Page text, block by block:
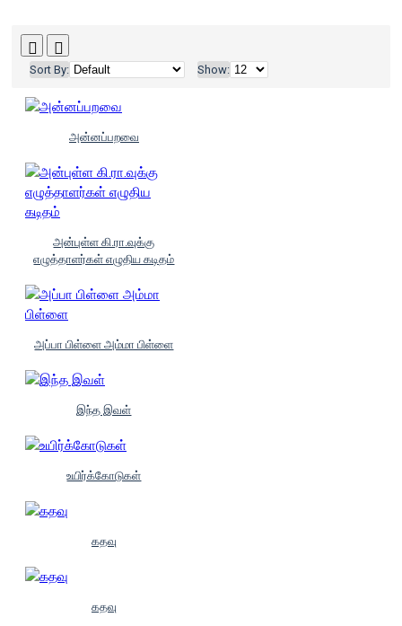
Sort By: Show:
அன்னப்பறவை
அன்புள்ள கி.ரா.வுக்கு
எழுத்தாளர்கள் எழுதிய கடிதம்
அப்பா பிள்ளை அம்மா பிள்ளை
இந்த இவள்
உயிர்க்கோடுகள்
கதவு
கதவு